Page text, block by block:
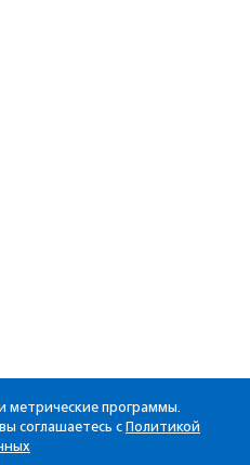
метрические программы.
соглашаетесь с Политикой